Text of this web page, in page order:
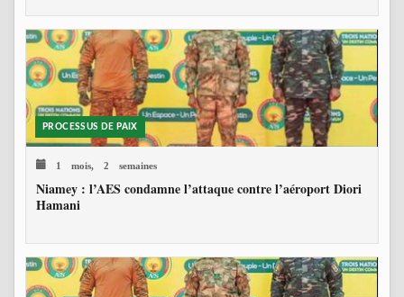
PROCESSUS DE PAIX
1 mois, 2 semaines
Niamey : l’AES condamne l’attaque contre l’aéroport Diori
Hamani